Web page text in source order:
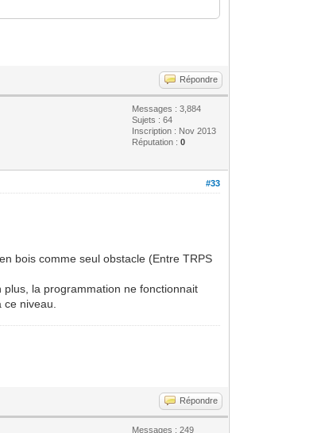
Répondre
Messages : 3,884
Sujets : 64
Inscription : Nov 2013
Réputation :0
#33
bois comme seul obstacle (Entre TRPS
la programmation ne fonctionnait
niveau.
Répondre
Messages : 249